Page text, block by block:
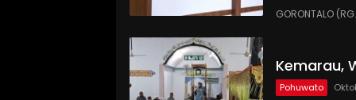
GORONTALO
Kemarau,
Pohuwato